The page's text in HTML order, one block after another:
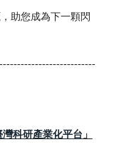
助您成為下一顆閃
-----------------
灣科研產業化平台 」